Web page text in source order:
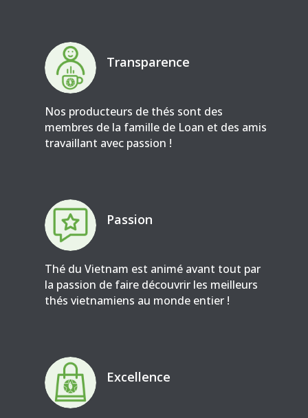
Transparence
Nos producteurs de thés sont des
membres de la famille de Loan et des amis
travaillant avec passion !
Passion
Thé du Vietnam est animé avant tout par
la passion de faire découvrir les meilleurs
thés vietnamiens au monde entier !
Excellence